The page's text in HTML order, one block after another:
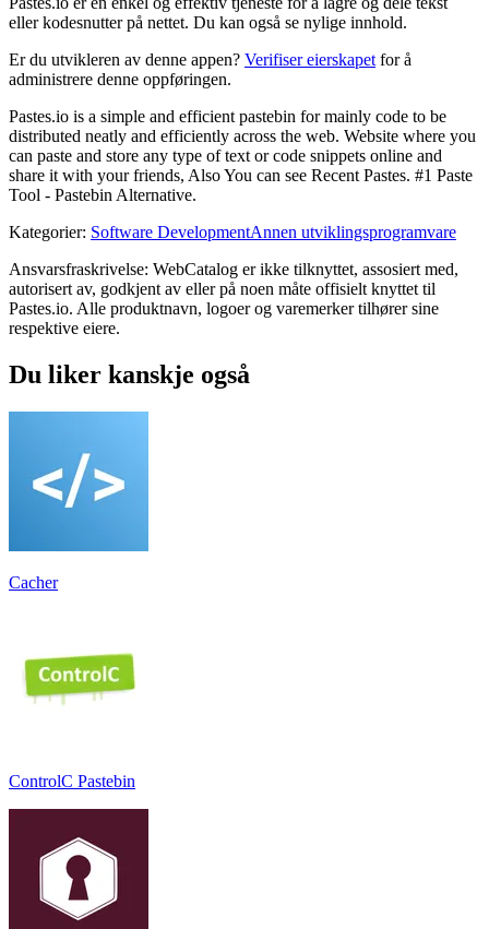
eller kodesnutter på nettet. Du kan også se nylige innhold.
Er du utvikleren av denne appen? Verifiser eierskapet for å
administrere denne oppføringen.
Pastes.io is a simple and efficient pastebin for mainly code to be
distributed neatly and efficiently across the web. Website where you
can paste and store any type of text or code snippets online and
share it with your friends, Also You can see Recent Pastes. #1 Paste
Tool - Pastebin Alternative.
Kategorier: Software DevelopmentAnnen utviklingsprogramvare
Ansvarsfraskrivelse: WebCatalog er ikke tilknyttet, assosiert med,
autorisert av, godkjent av eller på noen måte offisielt knyttet til
Pastes.io. Alle produktnavn, logoer og varemerker tilhører sine
respektive eiere.
Du liker kanskje også
Cacher
ControlC Pastebin